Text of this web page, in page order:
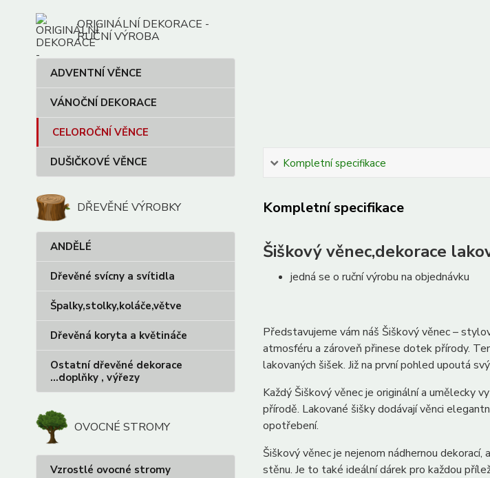
ORIGINÁLNÍ DEKORACE -
RUČNÍ VÝROBA
ADVENTNÍ VĚNCE
VÁNOČNÍ DEKORACE
CELOROČNÍ VĚNCE
DUŠIČKOVÉ VĚNCE
DŘEVĚNÉ VÝROBKY
ANDĚLÉ
Dřevěné svícny a svítidla
Špalky,stolky,koláče,větve
Dřevěná koryta a květináče
Ostatní dřevěné dekorace
...doplňky , výřezy
OVOCNÉ STROMY
Vzrostlé ovocné stromy
Kompletní specifikace
Kompletní specifikace
Šiškový věnec,dekorace
jedná se o ruční výrobu na objednávku
Představujeme vám náš Šiškový věnec –
atmosféru a zároveň přinese dotek přírody.
lakovaných šišek. Již na první pohled upoutá
Každý Šiškový věnec je originální a umělecky
přírodě. Lakované šišky dodávají věnci
opotřebení.
Šiškový věnec je nejenom nádhernou
stěnu. Je to také ideální dárek pro každou